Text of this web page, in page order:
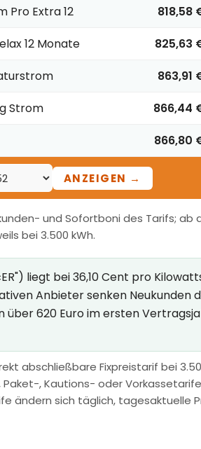
Pro Extra 12 818,58
12 Monate 825,63
863,91
Strom 866,44
866,80
ANZEIGEN →
und Sofortboni des Tarifs; ab
bei 3.500 kWh.
liegt bei 36,10 Cent pro
Anbieter senken Neukunden
über 620 Euro im ersten
abschließbare Fixpreistarif bei
, Kautions- oder
ändern sich täglich, tagesaktuelle